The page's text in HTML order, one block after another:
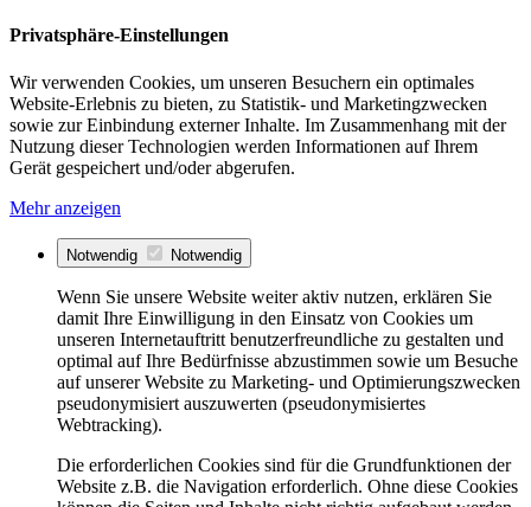
Privatsphäre-Einstellungen
Wir verwenden Cookies, um unseren Besuchern ein optimales
Website-Erlebnis zu bieten, zu Statistik- und Marketingzwecken
sowie zur Einbindung externer Inhalte. Im Zusammenhang mit der
Nutzung dieser Technologien werden Informationen auf Ihrem
Gerät gespeichert und/oder abgerufen.
Mehr anzeigen
Notwendig Notwendig
Wenn Sie unsere Website weiter aktiv nutzen, erklären Sie
damit Ihre Einwilligung in den Einsatz von Cookies um
unseren Internetauftritt benutzerfreundliche zu gestalten und
optimal auf Ihre Bedürfnisse abzustimmen sowie um Besuche
auf unserer Website zu Marketing- und Optimierungszwecken
pseudonymisiert auszuwerten (pseudonymisiertes
Webtracking).
Die erforderlichen Cookies sind für die Grundfunktionen der
Website z.B. die Navigation erforderlich. Ohne diese Cookies